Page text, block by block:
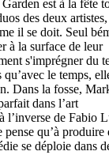
est à la fête
des deux
il se doit. Seul
à la surface de leur
s'imprégner du
le temps,
Dans la fosse,
dans l’art
l’inverse de Fabio
qu’à produire
se déploie dans